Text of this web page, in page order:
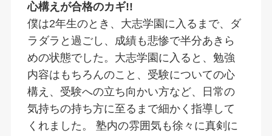
心構えが合格のカギ!!
僕は2年生のとき、大志学園に入るまで、ダ
ラダラと過ごし、成績も悲惨で半分あきら
めの状態でした。大志学園に入ると、勉強
内容はもちろんのこと、受験についての心
構え、受験への立ち向かい方など、日常の
気持ちの持ち方に至るまで細かく指導して
くれました。 塾内の雰囲気も徐々に真剣に